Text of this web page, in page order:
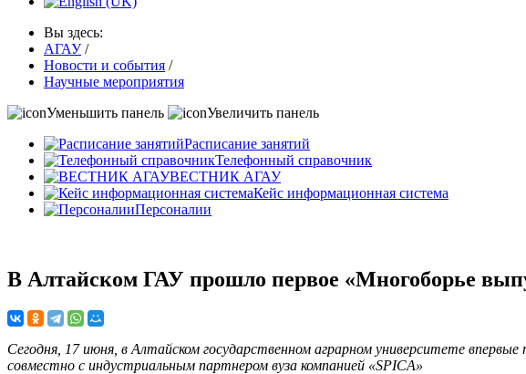
Вы здесь:
АГАУ /
Новости и события /
Научные мероприятия
Уменьшить панель
Увеличить панель
Расписание занятий
Телефонный справочник
ВЕСТНИК АГАУ
Кейс информационная система
Персоналии
В Алтайском ГАУ прошло первое «Многоборье
Сегодня, 17 июня, в Алтайском государственном аграрном университете
совместно с индустриальным партнером вуза компанией «SPICA»